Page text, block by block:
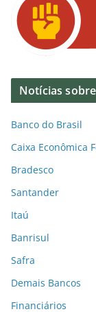
Notícias
Banco do Brasil
Caixa Econômica
Bradesco
Santander
Itaú
Banrisul
Safra
Demais Bancos
Financiários